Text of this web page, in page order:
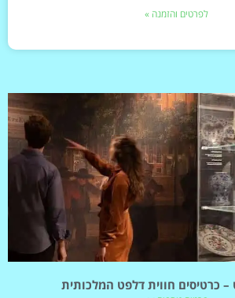
לפרטים והזמנה »
– כרטיסים חווית דלפט המלכותית